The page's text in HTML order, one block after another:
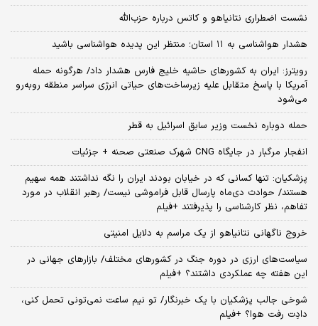
نشست اضطراری نتانیاهو و کاتس درباره حزب‌الله
هشدار هواشناسی به ۱۱ استان؛ منتظر این پدیده هواشناسی باشید
رویترز: ایران به کشورهای حاشیه خلیج فارس هشدار داد/ هرگونه حمله
آمریکا با پاسخ متقابل علیه زیرساخت‌های حیاتی انرژی سراسر منطقه روبه‌رو
می‌شود
حمله دوباره نخست وزیر سابق اسرائیل به قطر
انفجار مرگبار در جایگاه CNG شهرک صنعتی صحنه + جزئیات
پزشکیان: تنها کسانی که در خیابان بودند ایران را نگه نداشتند همه سهیم
هستند/ حوادث دی‌ماه پارسال قابل فراموشی نیست/ رهبر انقلاب در مورد
تفاهم، نظر کارشناسی را پذیرفتند +فیلم
خروج ناگهانی نتانیاهو از یک مراسم به دلایل امنیتی
سیاست‌های ارزی در دوره جنگ در کشورهای مختلف/ بازارهای جهانی در
این هفته چه عملکردی داشتند؟ +فیلم
شوخی جالب پزشکیان با یک خبرنگار/ تو نیم ساعت نمی‌تونی تحمل کنی،
دادِت رفت هوا؟ +فیلم